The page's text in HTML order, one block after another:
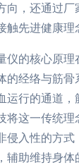
向，还通过
触先进健康理
仪的核心原
的经络与筋骨
运行的通道
将这一传统
侵入性的方式
辅助维持身体